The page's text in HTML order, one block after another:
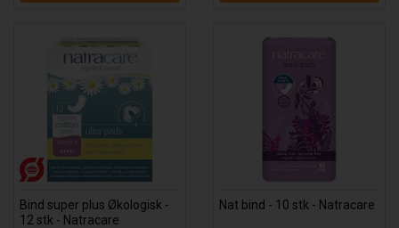
Bind super plus Økologisk -
12 stk - Natracare
Nat bind - 10 stk - Natracare